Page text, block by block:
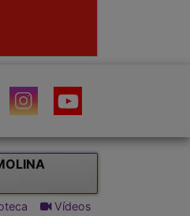
Vídeos